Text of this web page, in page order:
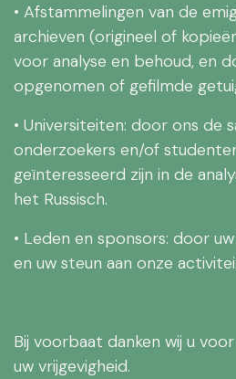
• Afstammelingen van de
archieven (origineel of
voor analyse en behoud, en
opgenomen of gefilmde
• Universiteiten: door ons de
onderzoekers en/of
geïnteresseerd zijn in de
het Russisch.
• Leden en sponsors: door
en uw steun aan onze
Bij voorbaat danken wij u
uw vrijgevigheid.